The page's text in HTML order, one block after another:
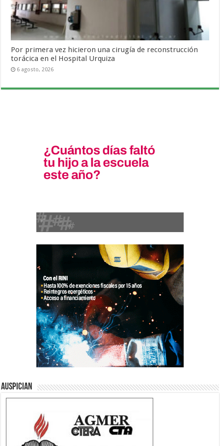
Por primera vez hicieron una cirugía de reconstrucción
torácica en el Hospital Urquiza
6 agosto, 2026
Auspician